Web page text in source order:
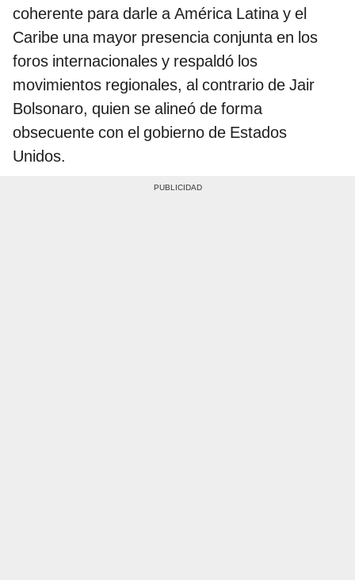
coherente para darle a América Latina y el
Caribe una mayor presencia conjunta en los
foros internacionales y respaldó los
movimientos regionales, al contrario de Jair
Bolsonaro, quien se alineó de forma
obsecuente con el gobierno de Estados
Unidos.